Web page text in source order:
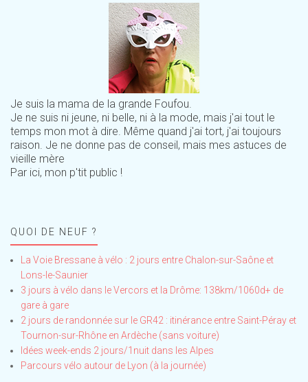
Je suis la mama de la grande Foufou.
Je ne suis ni jeune, ni belle, ni à la mode, mais j'ai tout le
temps mon mot à dire. Même quand j'ai tort, j'ai toujours
raison. Je ne donne pas de conseil, mais mes astuces de
vieille mère
Par ici, mon p'tit public !
QUOI DE NEUF ?
La Voie Bressane à vélo : 2 jours entre Chalon-sur-Saône et
Lons-le-Saunier
3 jours à vélo dans le Vercors et la Drôme: 138km/1060d+ de
gare à gare
2 jours de randonnée sur le GR42 : itinérance entre Saint-Péray et
Tournon-sur-Rhône en Ardèche (sans voiture)
Idées week-ends 2 jours/1nuit dans les Alpes
Parcours vélo autour de Lyon (à la journée)